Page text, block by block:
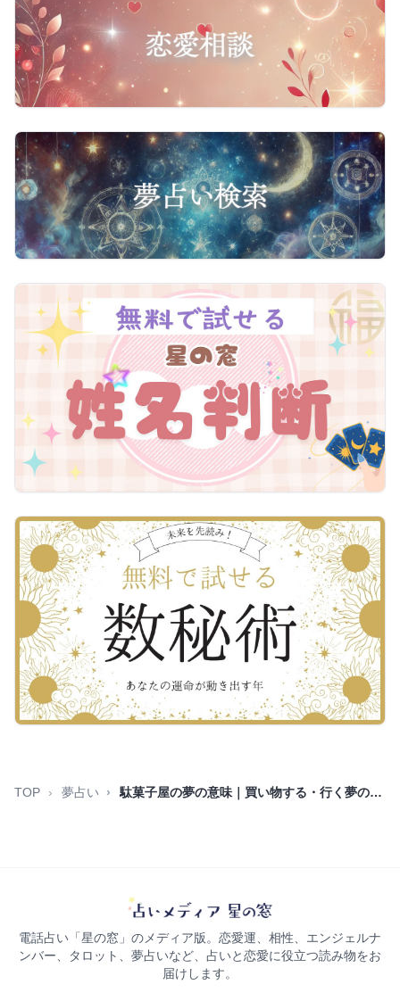
TOP 夢占い 駄菓子屋の夢の意味｜買い物する・行く夢の暗示
電話占い「星の窓」のメディア版。恋愛運、相性、エンジェルナ
ンバー、タロット、夢占いなど、占いと恋愛に役立つ読み物をお
届けします。